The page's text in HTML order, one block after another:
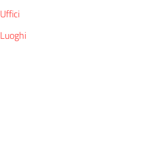
Uffici
Luoghi